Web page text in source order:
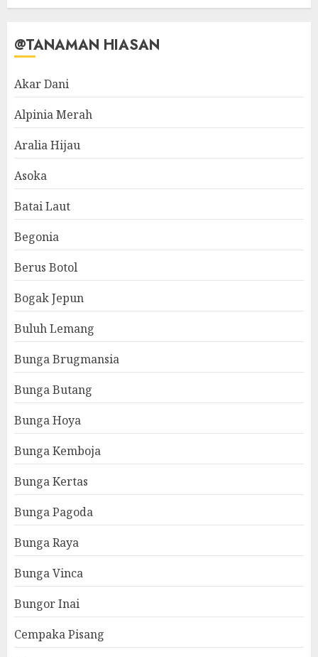
@TANAMAN HIASAN
Akar Dani
Alpinia Merah
Aralia Hijau
Asoka
Batai Laut
Begonia
Berus Botol
Bogak Jepun
Buluh Lemang
Bunga Brugmansia
Bunga Butang
Bunga Hoya
Bunga Kemboja
Bunga Kertas
Bunga Pagoda
Bunga Raya
Bunga Vinca
Bungor Inai
Cempaka Pisang